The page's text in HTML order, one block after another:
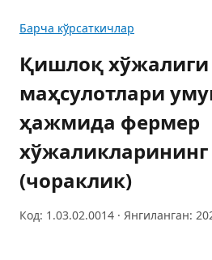
Барча кўрсаткичлар
Қишлоқ хўжалиги
маҳсулотлари
ҳажмида фермер
(чораклик)
Код: 1.03.02.0014 · Янгиланган: